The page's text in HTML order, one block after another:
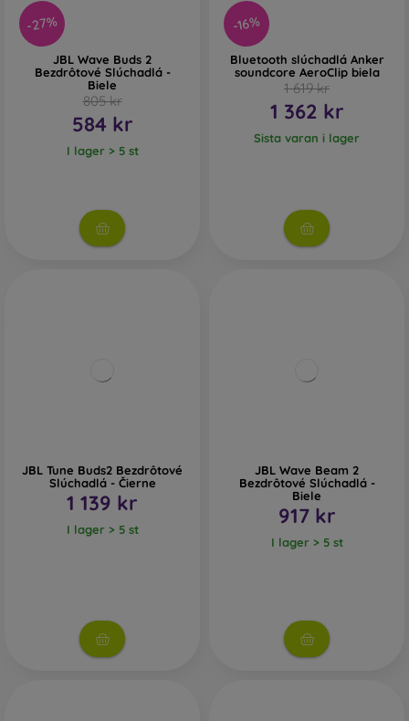
-27%
JBL Wave Buds 2
Bezdrôtové Slúchadlá -
Biele
805 kr
584 kr
I lager > 5 st
-16%
Bluetooth slúchadlá Anker
soundcore AeroClip biela
1 619 kr
1 362 kr
Sista varan i lager
JBL Tune Buds2 Bezdrôtové
Slúchadlá - Čierne
1 139 kr
I lager > 5 st
JBL Wave Beam 2
Bezdrôtové Slúchadlá -
Biele
917 kr
I lager > 5 st